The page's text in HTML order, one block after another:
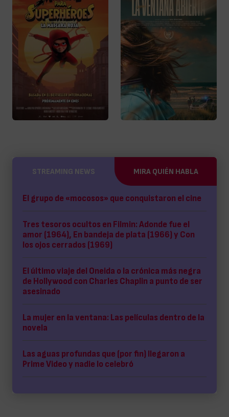
STREAMING NEWS MIRA QUIÉN HABLA
El grupo de «mocosos» que conquistaron el cine
Tres tesoros ocultos en Filmin: Adonde fue el
amor (1964), En bandeja de plata (1966) y Con
los ojos cerrados (1969)
El último viaje del Oneida o la crónica más negra
de Hollywood con Charles Chaplin a punto de ser
asesinado
La mujer en la ventana: Las películas dentro de la
novela
Las aguas profundas que (por fin) llegaron a
Prime Video y nadie lo celebró